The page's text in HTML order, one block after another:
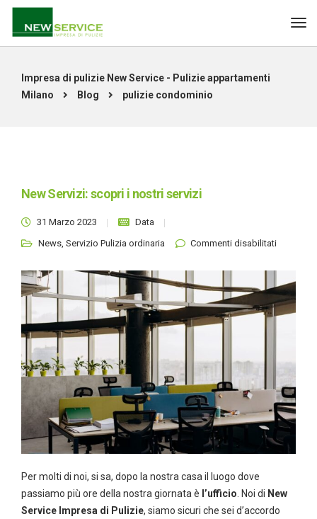
Impresa di pulizie New Service - Pulizie appartamenti
Milano
Blog pulizie condominio
New Servizi: scopri i nostri servizi
31 Marzo 2023
Data
News, Servizio Pulizia ordinaria Commenti disabilitatisu New
nostri
servizi
Per molti di noi, si sa, dopo la nostra casa il luogo dove
passiamo più ore della nostra giornata è l’ufficio . Noi di New
Service Impresa di Pulizie, siamo sicuri che sei d’accordo